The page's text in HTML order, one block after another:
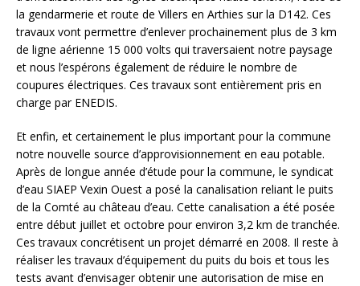
la gendarmerie et route de Villers en Arthies sur la D142. Ces
travaux vont permettre d’enlever prochainement plus de 3 km
de ligne aérienne 15 000 volts qui traversaient notre paysage
et nous l’espérons également de réduire le nombre de
coupures électriques. Ces travaux sont entièrement pris en
charge par ENEDIS.
Et enfin, et certainement le plus important pour la commune
notre nouvelle source d’approvisionnement en eau potable.
Après de longue année d’étude pour la commune, le syndicat
d’eau SIAEP Vexin Ouest a posé la canalisation reliant le puits
de la Comté au château d’eau. Cette canalisation a été posée
entre début juillet et octobre pour environ 3,2 km de tranchée.
Ces travaux concrétisent un projet démarré en 2008. Il reste à
réaliser les travaux d’équipement du puits du bois et tous les
tests avant d’envisager obtenir une autorisation de mise en